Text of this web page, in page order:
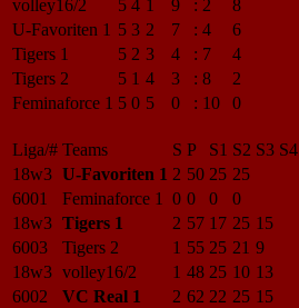
volley16/2
5 4 1 9 : 2
8
U-Favoriten 1 5 3 2 7 : 4
6
Tigers 1
5 2 3 4 : 7
4
Tigers 2
5 1 4 3 : 8
2
Feminaforce 1 5 0 5 0 : 10 0
Liga/# Teams S P S1 S2 S3 S4
18w3 U-Favoriten 1 2 50 25 25
6001
Feminaforce 1 0 0 0
0
18w3 Tigers 1 2 57 17 25 15
6003
Tigers 2 1 55 25 21 9
18w3 volley16/2 1 48 25 10 13
6002
VC Real 1 2 62 22 25 15